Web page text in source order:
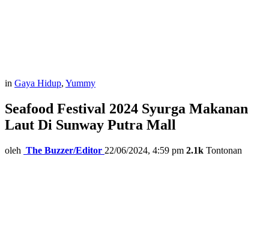
in Gaya Hidup, Yummy
Seafood Festival 2024 Syurga Makanan
Laut Di Sunway Putra Mall
oleh The Buzzer/Editor 22/06/2024, 4:59 pm 2.1k Tontonan